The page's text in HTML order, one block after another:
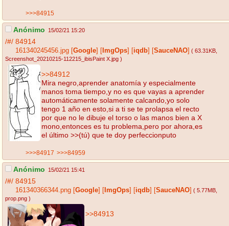
>>>84915
Anónimo 15/02/21 15:20
/#/ 84914
161340245456.jpg Google ImgOps iqdb SauceNAO ( 63.31KB
Screenshot_20210215-112215_ibisPaint X.jpg )
>>84912
Mira negro,aprender anatomía y especialmente
manos toma tiempo,y no es que vayas a aprender
automáticamente solamente calcando,yo solo
tengo 1 año en esto,si a ti se te prolapsa el recto
por que no le dibuje el torso o las manos bien a X
mono,entonces es tu problema,pero por ahora,es
el último >>(tú) que te doy perfeccionputo
>>>84917 >>>84959
Anónimo 15/02/21 15:41
/#/ 84915
161340366344.png Google ImgOps iqdb SauceNAO ( 5.77MB
prop.png )
>>84913